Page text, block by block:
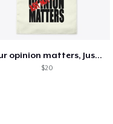
Your opinion matters, Just not to me!
$20